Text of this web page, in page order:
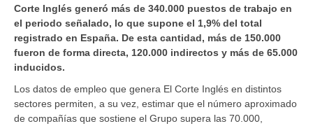
Corte Inglés generó más de 340.000 puestos de trabajo en
el periodo señalado, lo que supone el 1,9% del total
registrado en España. De esta cantidad, más de 150.000
fueron de forma directa, 120.000 indirectos y más de 65.000
inducidos.
Los datos de empleo que genera El Corte Inglés en distintos
sectores permiten, a su vez, estimar que el número aproximado
de compañías que sostiene el Grupo supera las 70.000,